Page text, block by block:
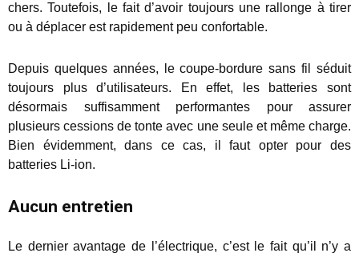
chers. Toutefois, le fait d’avoir toujours une rallonge à tirer
ou à déplacer est rapidement peu confortable.
Depuis quelques années, le coupe-bordure sans fil séduit
toujours plus d’utilisateurs. En effet, les batteries sont
désormais suffisamment performantes pour assurer
plusieurs cessions de tonte avec une seule et même charge.
Bien évidemment, dans ce cas, il faut opter pour des
batteries Li-ion.
Aucun entretien
Le dernier avantage de l’électrique, c’est le fait qu’il n’y a